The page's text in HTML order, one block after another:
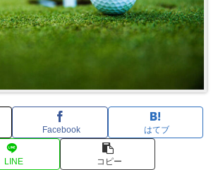
Facebook はてブ
LINE コピー